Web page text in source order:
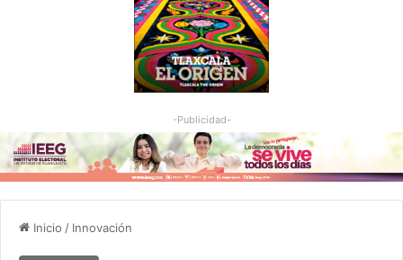
-Publicidad-
Inicio / Innovación